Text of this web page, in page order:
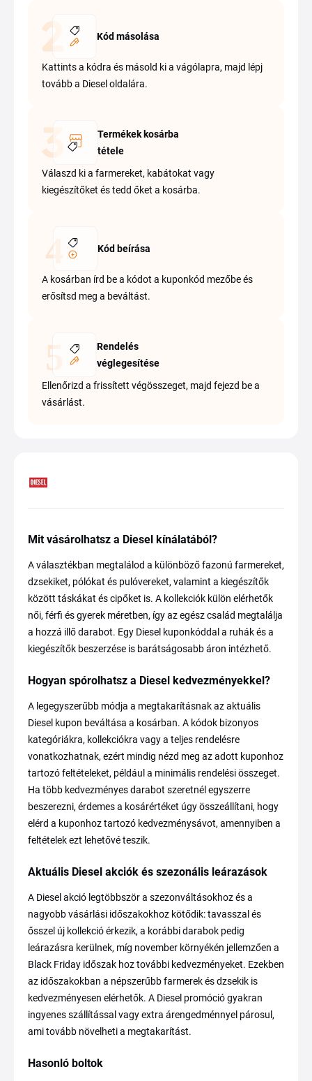
Kód másolása
Kattints a kódra és másold ki a vágólapra, majd lépj
tovább a Diesel oldalára.
Termékek kosárba
tétele
Válaszd ki a farmereket, kabátokat vagy
kiegészítőket és tedd őket a kosárba.
Kód beírása
A kosárban írd be a kódot a kuponkód mezőbe és
erősítsd meg a beváltást.
Rendelés
véglegesítése
Ellenőrizd a frissített végösszeget, majd fejezd be a
vásárlást.
Mit vásárolhatsz a Diesel kínálatából?
A választékban megtalálod a különböző fazonú farmereket,
dzsekiket, pólókat és pulóvereket, valamint a kiegészítők
között táskákat és cipőket is. A kollekciók külön elérhetők
női, férfi és gyerek méretben, így az egész család megtalálja
a hozzá illő darabot. Egy Diesel kuponkóddal a ruhák és a
kiegészítők beszerzése is barátságosabb áron intézhető.
Hogyan spórolhatsz a Diesel kedvezményekkel?
A legegyszerűbb módja a megtakarításnak az aktuális
Diesel kupon beváltása a kosárban. A kódok bizonyos
kategóriákra, kollekciókra vagy a teljes rendelésre
vonatkozhatnak, ezért mindig nézd meg az adott kuponhoz
tartozó feltételeket, például a minimális rendelési összeget.
Ha több kedvezményes darabot szeretnél egyszerre
beszerezni, érdemes a kosárértéket úgy összeállítani, hogy
elérd a kuponhoz tartozó kedvezménysávot, amennyiben a
feltételek ezt lehetővé teszik.
Aktuális Diesel akciók és szezonális leárazások
A Diesel akció legtöbbször a szezonváltásokhoz és a
nagyobb vásárlási időszakokhoz kötődik: tavasszal és
ősszel új kollekció érkezik, a korábbi darabok pedig
leárazásra kerülnek, míg november környékén jellemzően a
Black Friday időszak hoz további kedvezményeket. Ezekben
az időszakokban a népszerűbb farmerek és dzsekik is
kedvezményesen elérhetők. A Diesel promóció gyakran
ingyenes szállítással vagy extra árengedménnyel párosul,
ami tovább növelheti a megtakarítást.
Hasonló boltok